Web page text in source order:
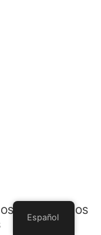
LOS DERECHOS
Español